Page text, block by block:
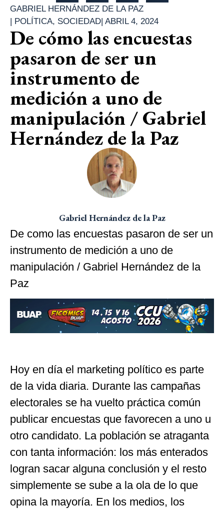
GABRIEL HERNÁNDEZ DE LA PAZ
| POLÍTICA, SOCIEDAD| ABRIL 4, 2024
De cómo las encuestas
pasaron de ser un
instrumento de
medición a uno de
manipulación / Gabriel
Hernández de la Paz
Gabriel Hernández de la Paz
De como las encuestas pasaron de ser un
instrumento de medición a uno de
manipulación / Gabriel Hernández de la
Paz
Hoy en día el marketing político es parte
de la vida diaria. Durante las campañas
electorales se ha vuelto práctica común
publicar encuestas que favorecen a uno u
otro candidato. La población se atraganta
con tanta información: los más enterados
logran sacar alguna conclusión y el resto
simplemente se sube a la ola de lo que
opina la mayoría. En los medios, los